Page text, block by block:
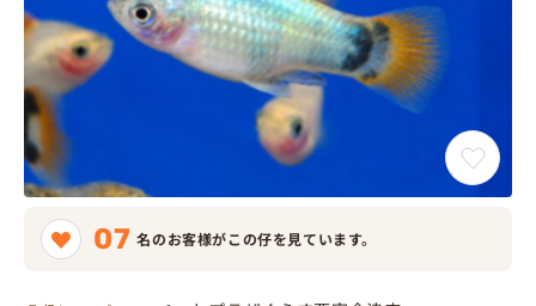
07 名のお客様がこの仔を見ています。